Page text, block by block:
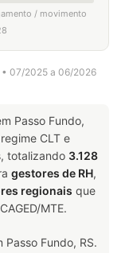
/ movimento
• 07/2025 a 06/2026
Passo Fundo,
CLT e
totalizando 3.128
gestores de RH,
regionais que
MTE.
Passo Fundo, RS.